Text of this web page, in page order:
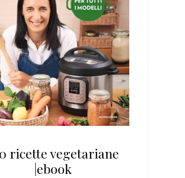
ricette vegetariane
|ebook